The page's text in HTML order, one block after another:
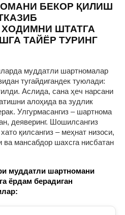
БЕКОР ҚИЛИШ
ШТАТГА
ТАЙЁР ТУРИНГ
муддатли шартномалар
тугайдигандек туюлади:
Аслида, сана ҳеч нарсани
алоҳида ва зудлик
Улгурмасангиз – шартнома
деяверинг. Шошилсангиз
қилсангиз – меҳнат низоси,
ва мансабдор шахсга нисбатан
муддатли шартномани
ёрдам берадиган